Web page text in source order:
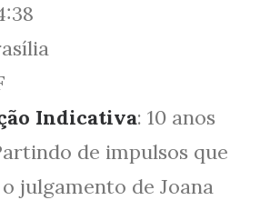
Indicativa: 10 anos
de impulsos que
julgamento de Joana